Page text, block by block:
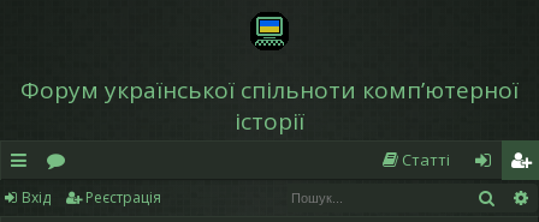
Форум української спільноти компʼютерної
історії
в
о
Статті
хі
еє
Вхід Реєстрація